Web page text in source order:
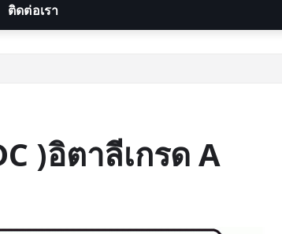
ติดต่อเรา
)อิตาลีเกรด A